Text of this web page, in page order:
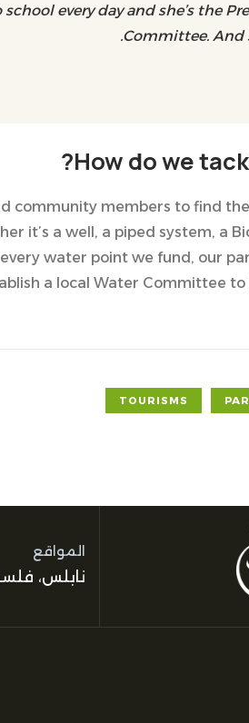
school every day and she’s the
Committee. And
How do we
community members to find
it’s a well, a piped system, a
water point we fund, our
a local Water Committee
TOURISMS
المواقع
نابلس،